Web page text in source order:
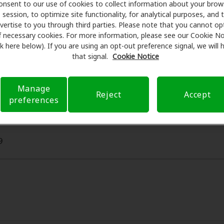
to our use of cookies to collect information about your
session, to optimize site functionality, for analytical purposes, and
to you through third parties. Please note that you cannot
necessary cookies. For more information, please see our Cookie
here below). If you are using an opt-out preference signal, we will
that signal. Cookie Notice
Manage
preferences
Reject Accept
exámenes con profesionales licenciados para
de su consulta en Innovative Hearing, Amplifon Hearing
para reducir sus gastos de bolsillo y de presentar
de atención auditiva y liberarlo de
el seguro y con opciones de pago flexibles cuando